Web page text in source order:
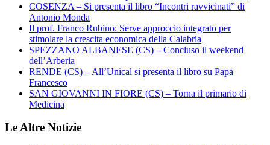
COSENZA – Si presenta il libro “Incontri ravvicinati” di
Antonio Monda
Il prof. Franco Rubino: Serve approccio integrato per
stimolare la crescita economica della Calabria
SPEZZANO ALBANESE (CS) – Concluso il weekend
dell’Arberia
RENDE (CS) – All’Unical si presenta il libro su Papa
Francesco
SAN GIOVANNI IN FIORE (CS) – Torna il primario di
Medicina
Le Altre Notizie